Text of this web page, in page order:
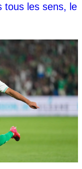
tous les sens, le